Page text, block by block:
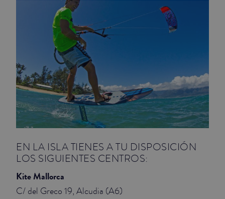
EN LA ISLA TIENES A TU DISPOSICIÓN
LOS SIGUIENTES CENTROS:
Kite Mallorca
C/ del Greco 19, Alcudia (A6)